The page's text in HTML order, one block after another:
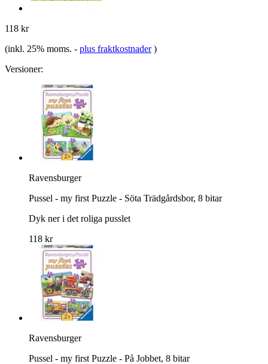
118 kr
(inkl. 25% moms. - plus fraktkostnader )
Versioner:
Ravensburger
Pussel - my first Puzzle - Söta Trädgårdsbor, 8 bitar
Dyk ner i det roliga pusslet
118 kr
Ravensburger
Pussel - my first Puzzle - På Jobbet, 8 bitar